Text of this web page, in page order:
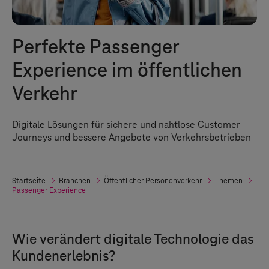
Perfekte Passenger
Experience im öffentlichen
Verkehr
Digitale Lösungen für sichere und nahtlose Customer
Journeys und bessere Angebote von Verkehrsbetrieben
Startseite Branchen Öffentlicher Personenverkehr
Themen
Passenger Experience
Wie verändert digitale Technologie das
Kundenerlebnis?